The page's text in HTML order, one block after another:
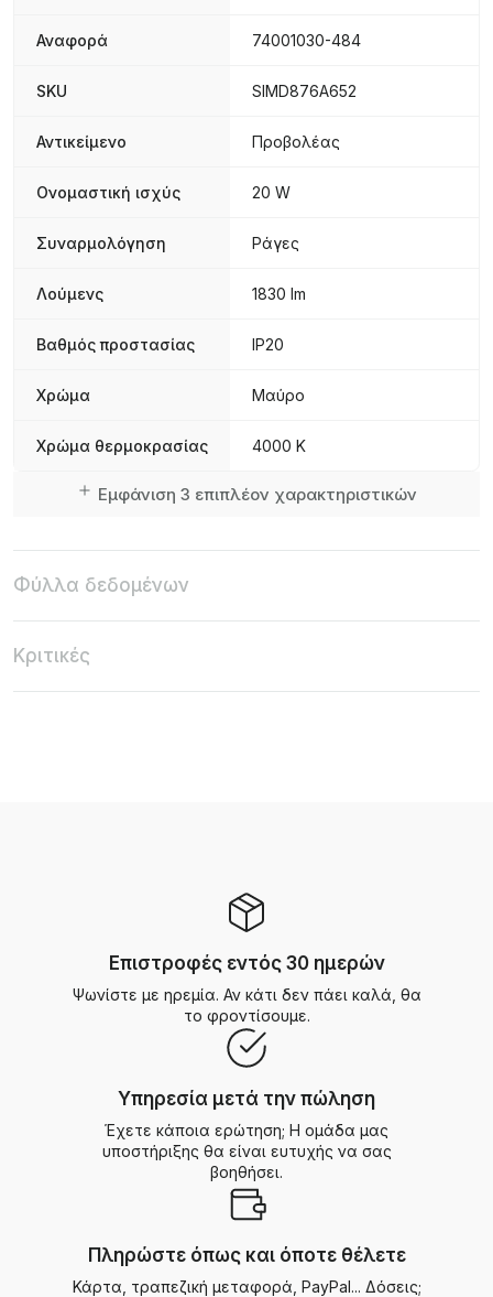
Αναφορά 74001030-484
SKU SIMD876A652
Αντικείμενο Προβολέας
Ονομαστική ισχύς 20 W
Συναρμολόγηση Ράγες
Λούμενς 1830 lm
Βαθμός προστασίας IP20
Χρώμα Μαύρο
Χρώμα θερμοκρασίας 4000 K
Εμφάνιση 3 επιπλέον χαρακτηριστικών
Φύλλα δεδομένων
Κριτικές
Επιστροφές εντός 30 ημερών
Ψωνίστε με ηρεμία. Αν κάτι δεν πάει καλά, θα
το φροντίσουμε.
Υπηρεσία μετά την πώληση
Έχετε κάποια ερώτηση; Η ομάδα μας
υποστήριξης θα είναι ευτυχής να σας
βοηθήσει.
Πληρώστε όπως και όποτε θέλετε
Κάρτα, τραπεζική μεταφορά, PayPal... Δόσεις;